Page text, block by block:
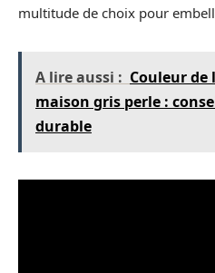
multitude de choix pour
A lire aussi : Couleur de
maison gris perle :
durable